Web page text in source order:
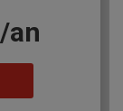
an